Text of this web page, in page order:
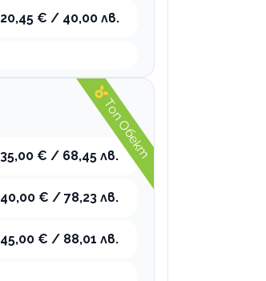
20,45 € / 40,00 лв.
35,00 € / 68,45 лв.
40,00 € / 78,23 лв.
45,00 € / 88,01 лв.
Топ Обект